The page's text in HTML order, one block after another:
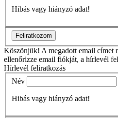
Hibás vagy hiányzó adat!
Feliratkozom
Köszönjük! A megadott email címet
ellenőrizze email fiókját, a hírlevél
Hírlevél feliratkozás
Név
Hibás vagy hiányzó adat!